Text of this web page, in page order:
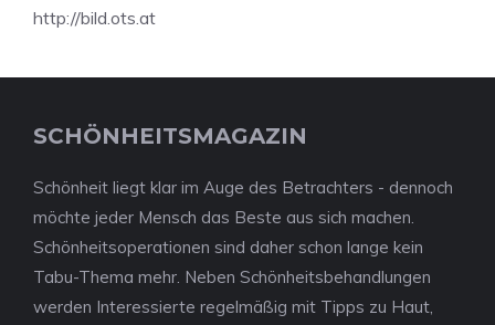
http://bild.ots.at
SCHÖNHEITSMAGAZIN
Schönheit liegt klar im Auge des Betrachters - dennoch
möchte jeder Mensch das Beste aus sich machen.
Schönheitsoperationen sind daher schon lange kein
Tabu-Thema mehr. Neben Schönheitsbehandlungen
werden Interessierte regelmäßig mit Tipps zu Haut,